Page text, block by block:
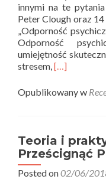
innymi na te
Peter Clough oraz
„Odporność
Odporność
umiejętność
stresem,Read
about
Teoria
recenzuje
–
Odporność
psychiczna
[…]
Opublikowany w
Teoria i
Prześcignąć
Posted on02/06/